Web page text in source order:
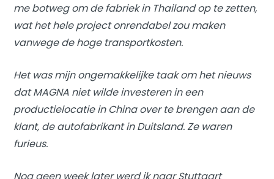
me botweg om de fabriek in Thailand op te zetten,
wat het hele project onrendabel zou maken
vanwege de hoge transportkosten.
Het was mijn ongemakkelijke taak om het nieuws
dat MAGNA niet wilde investeren in een
productielocatie in China over te brengen aan de
klant, de autofabrikant in Duitsland. Ze waren
furieus.
Nog geen week later werd ik naar Stuttgart